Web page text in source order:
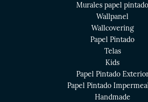
Murales papel pintado
Wallpanel
Wallcovering
Papel Pintado
Telas
Kids
Papel Pintado
Papel Pintado
Handmade